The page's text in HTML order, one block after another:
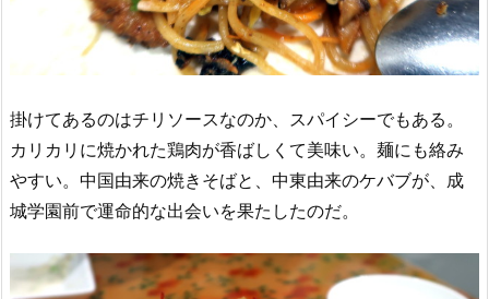
掛けてあるのはチリソースなのか、スパイシーでもある。
カリカリに焼かれた鶏肉が香ばしくて美味い。麺にも絡み
やすい。中国由来の焼きそばと、中東由来のケバブが、成
城学園前で運命的な出会いを果たしたのだ。